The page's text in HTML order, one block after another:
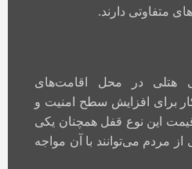
متفاوتی دارند.
هتلی در محل اقامت‌های
برای افزایش سطح امنیت و
این نوع قفل همچنان یکی
مردم می‌توانند با آن مواجه